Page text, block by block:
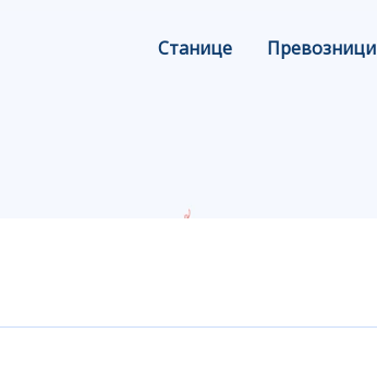
Станице Превозници